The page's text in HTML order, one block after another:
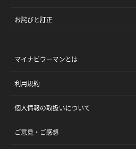
お詫びと訂正
マイナビウーマンとは
利用規約
個人情報の取扱いについて
ご意見・ご感想